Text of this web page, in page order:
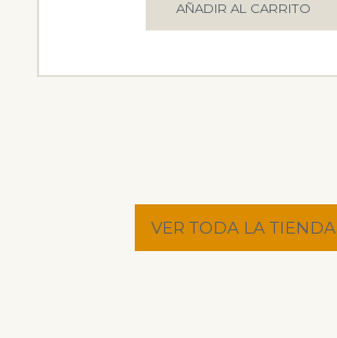
AÑADIR AL CARRITO
VER TODA LA TIENDA